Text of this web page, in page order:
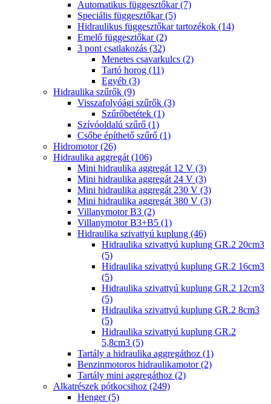
Automatikus függesztőkar (7)
Speciális függesztőkar (5)
Hidraulikus függesztőkar tartozékok (14)
Emelő függesztőkar (2)
3 pont csatlakozás (32)
Menetes csavarkulcs (2)
Tartó horog (11)
Egyéb (3)
Hidraulika szűrők (9)
Visszafolyóági szűrők (3)
Szűrőbetétek (1)
Szívóoldalú szűrő (1)
Csőbe építhető szűrő (1)
Hidromotor (26)
Hidraulika aggregát (106)
Mini hidraulika aggregát 12 V (3)
Mini hidraulika aggregát 24 V (3)
Mini hidraulika aggregát 230 V (3)
Mini hidraulika aggregát 380 V (3)
Villanymotor B3 (2)
Villanymotor B3+B5 (1)
Hidraulika szivattyú kuplung (46)
Hidraulika szivattyú kuplung GR.2 20cm3
(5)
Hidraulika szivattyú kuplung GR.2 16cm3
(5)
Hidraulika szivattyú kuplung GR.2 12cm3
(5)
Hidraulika szivattyú kuplung GR.2 8cm3
(5)
Hidraulika szivattyú kuplung GR.2
5,8cm3 (5)
Tartály a hidraulika aggregáthoz (1)
Benzinmotoros hidraulikamotor (2)
Tartály mini aggregáthoz (2)
Alkatrészek pótkocsihoz (249)
Henger (5)